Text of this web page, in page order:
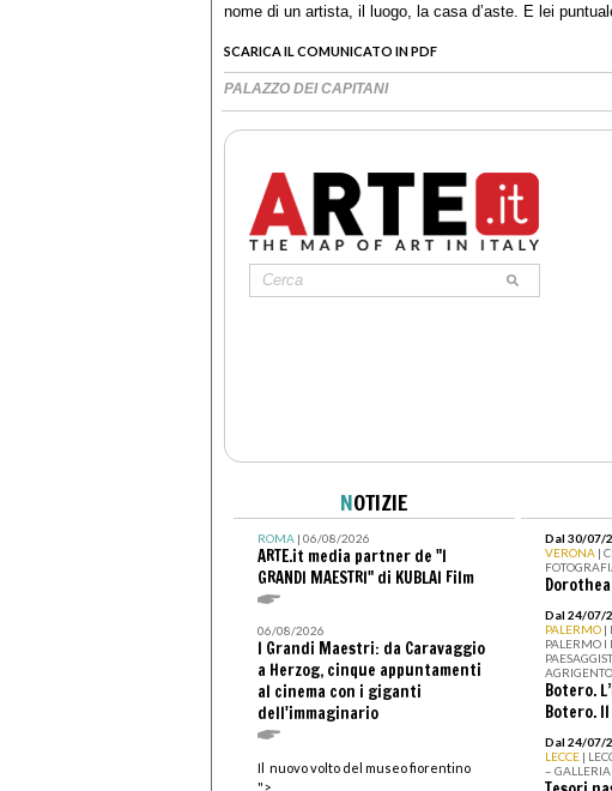
nome di un artista, il luogo, la casa d’aste. E lei
SCARICA IL COMUNICATO IN PDF
PALAZZO DEI CAPITANI
NOTIZIE
ROMA| 06/08/2026
ARTE.it media partner de "I
GRANDI MAESTRI" di KUBLAI Film
06/08/2026
I Grandi Maestri: da Caravaggio
a Herzog, cinque appuntamenti
al cinema con i giganti
dell'immaginario
Il nuovo volto del museo fiorentino
">
Dal 30/07/
VERONA |
Dal 24/07/
PALERMO |
PALERMO I
AGRIGENTO
Botero.
Botero.
Dal 24/07/
LECCE |
–